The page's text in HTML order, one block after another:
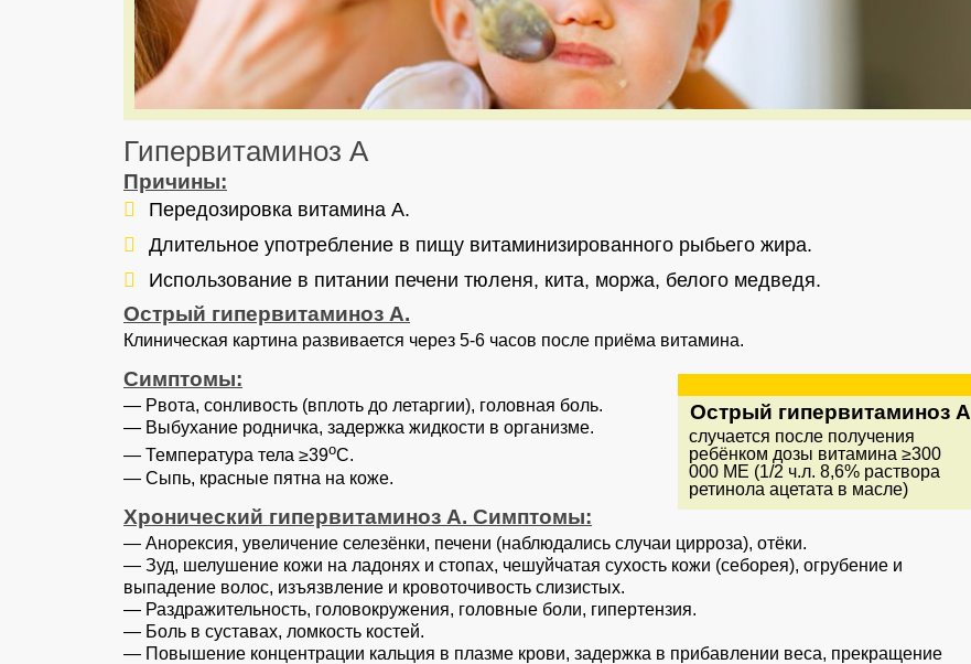
Гипервитаминоз А
Причины:
Передозировка витамина А.
Длительное употребление в пищу витаминизированного рыбьего жира.
Использование в питании печени тюленя, кита, моржа, белого медведя.
Острый гипервитаминоз А.
Клиническая картина развивается через 5-6 часов после приёма витамина.
Острый гипервитаминоз А
случается после получения
ребёнком дозы витамина ≥300
000 МЕ (1/2 ч.л. 8,6% раствора
ретинола ацетата в масле)
Симптомы:
— Рвота, сонливость (вплоть до летаргии), головная боль.
— Выбухание родничка, задержка жидкости в организме.
— Температура тела ≥39оС.
— Сыпь, красные пятна на коже.
Хронический гипервитаминоз А. Симптомы:
— Анорексия, увеличение селезёнки, печени (наблюдались случаи цирроза), отёки.
— Зуд, шелушение кожи на ладонях и стопах, чешуйчатая сухость кожи (себорея), огрубение и
выпадение волос, изъязвление и кровоточивость слизистых.
— Раздражительность, головокружения, головные боли, гипертензия.
— Боль в суставах, ломкость костей.
— Повышение концентрации кальция в плазме крови, задержка в прибавлении веса, прекращение